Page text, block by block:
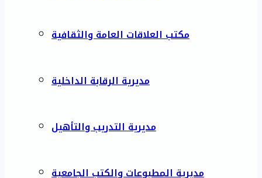
مكتب العلاقات العامة والثقافية
مديرية الرقابة الداخلية
مديرية التدريب والتأهيل
مديرية المطبوعات والكتب الجامعية